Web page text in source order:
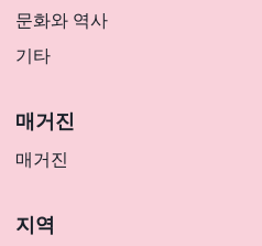
문화와 역사
기타
매거진
매거진
지역